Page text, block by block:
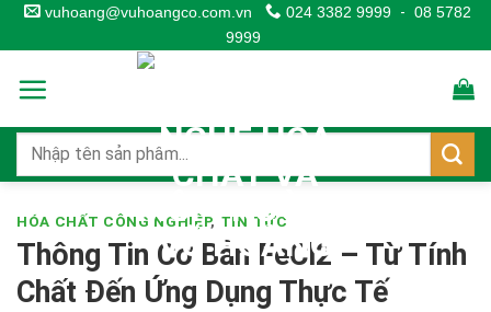
Skip
to
content
vuhoang@vuhoangco.com.vn 024 3382 9999 - 08 5782
9999
HÓA CHẤT CÔNG NGHIỆP, TIN TỨC
Thông Tin Cơ Bản FeCl2 – Từ Tính
Chất Đến Ứng Dụng Thực Tế